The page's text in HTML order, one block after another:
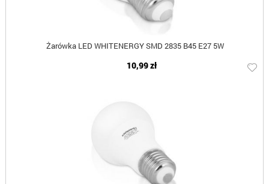
Żarówka LED WHITENERGY SMD 2835 B45 E27 5W
10,99 zł